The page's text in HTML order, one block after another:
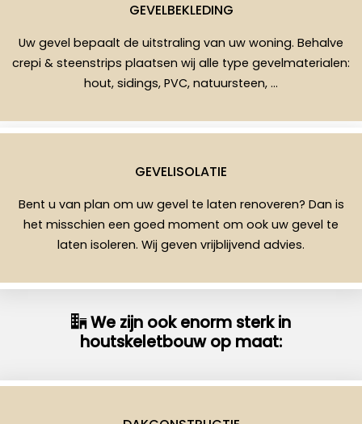
GEVELBEKLEDING
Uw gevel bepaalt de uitstraling van uw woning. Behalve
crepi & steenstrips plaatsen wij alle type gevelmaterialen:
hout, sidings, PVC, natuursteen, …
GEVELISOLATIE
Bent u van plan om uw gevel te laten renoveren? Dan is
het misschien een goed moment om ook uw gevel te
laten isoleren. Wij geven vrijblijvend advies.
We zijn ook enorm sterk in
houtskeletbouw op maat: